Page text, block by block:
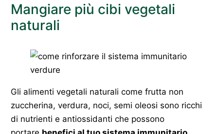
Mangiare più cibi vegetali
naturali
Gli alimenti vegetali naturali come frutta non
zuccherina, verdura, noci, semi oleosi sono ricchi
di nutrienti e antiossidanti che possono